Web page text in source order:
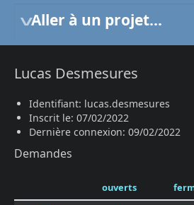
Aller à un projet...
Lucas Desmesures
Identifiant: lucas.desmesures
Inscrit le: 07/02/2022
Dernière connexion: 09/02/2022
Demandes
ouverts